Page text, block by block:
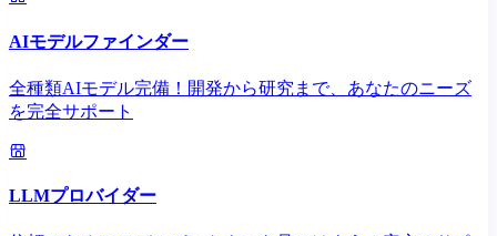
AIモデルファインダー
全種類AIモデル完備！開発から研究まで、あなたのニーズ
を完全サポート
LLMプロバイダー